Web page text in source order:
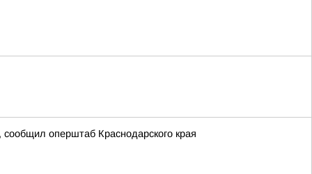
оперштаб Краснодарского края